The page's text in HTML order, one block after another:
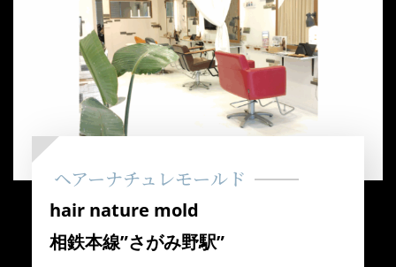
ヘアーナチュレモールド
hair nature mold
相鉄本線”さがみ野駅”